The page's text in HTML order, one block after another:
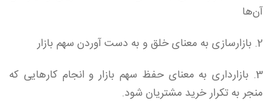
آن‌ها
2. بازارسازی به معنای خلق و به دست آوردن سهم بازار
3. بازارداری به معنای حفظ سهم بازار و انجام کارهایی که
منجر به تکرار خرید مشتریان شود.